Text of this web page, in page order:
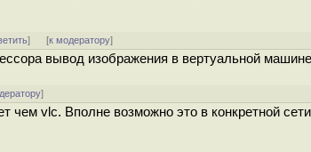
] [к модератору]
вывод изображения в вертуальной
]
vlc. Вполне возможно это в конкретной